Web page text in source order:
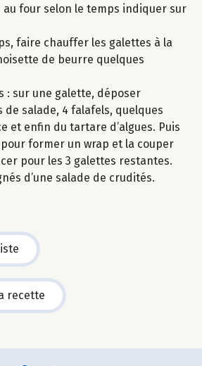
au four selon le temps indiquer sur
faire chauffer les galettes à la
de beurre quelques
: sur une galette, déposer
de salade, 4 falafels, quelques
et enfin du tartare d’algues. Puis
former un wrap et la couper
pour les 3 galettes restantes.
d’une salade de crudités.
recette